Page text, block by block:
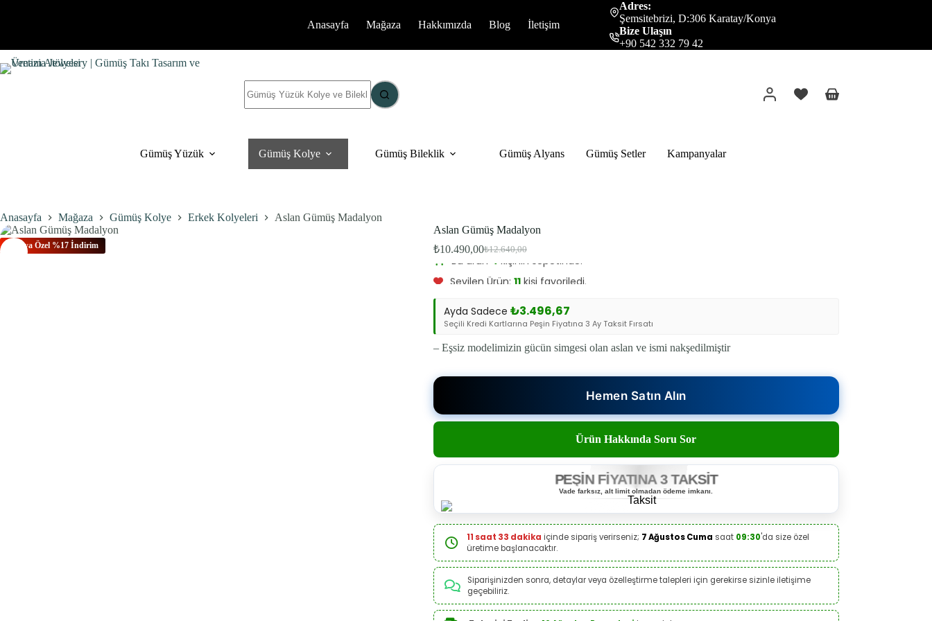
Anasayfa Mağaza Hakkımızda Blog İletişim
Adres:
Şemsitebrizi, D:306 Karatay/Konya
Bize Ulaşın
+90 542 332 79 42
yok
Alışveriş
Gümüş Yüzük Gümüş Kolye Gümüş Bileklik Gümüş Alyans Gümüş Setler Kampanyalar
Anasayfa Mağaza Gümüş Kolye Erkek Kolyeleri Aslan Gümüş Madalyon
Bu Aya Özel %17 İndirim
Aslan Gümüş Madalyon
₺12.640,00
Orijinal
fiyat:
₺12.640,00.
₺10.490,00Şu
andaki
fiyat:
Bu ürünü şu an12kişi inceliyor.
Bu ürün4kişinin sepetinde.
Sevilen Ürün:
Ayda Sadece ₺3.496,67
Seçili Kredi Kartlarına Peşin Fiyatına 3 Ay Taksit Fırsatı
– Eşsiz modelimizin gücün simgesi olan aslan ve ismi nakşedilmiştir
Hemen Satın Alın
Ürün Hakkında Soru Sor
PEŞİN FİYATINA 3 TAKSİT
Vade farksız, alt limit olmadan ödeme imkanı.
11 saat 33 dakika içinde sipariş verirseniz; 7 Ağustos Cuma saat 09:30'da size özel
üretime başlanacaktır.
Siparişinizden sonra, detaylar veya özelleştirme talepleri için gerekirse sizinle iletişime
geçebiliriz.